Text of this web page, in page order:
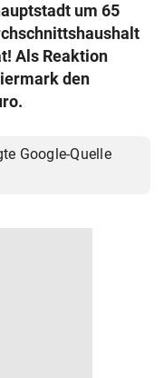
um 65
Als Reaktion
den
Google-Quelle